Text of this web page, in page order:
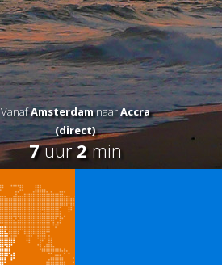
VanafAmsterdamnaarAccra
(direct)
7uur2min